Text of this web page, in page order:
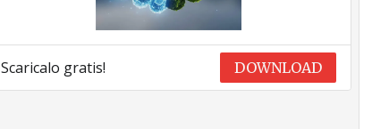
Scaricalo gratis! DOWNLOAD